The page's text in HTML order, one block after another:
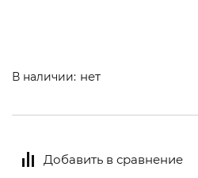
В наличии: нет
Добавить в сравнение